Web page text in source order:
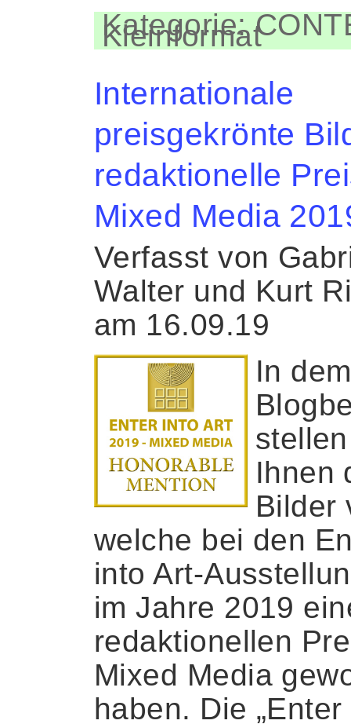
Kategorie:
Kleinformat
Internationale
preisgekrönte
redaktionelle
Mixed Media
Verfasst von
Walter und Kurt
am 16.09.19
In dem
Ihnen
Bilder
welche bei den
into Art-
im Jahre 2019
redaktionellen
Mixed Media
haben. Die